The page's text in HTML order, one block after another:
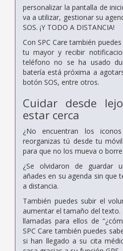
personalizar la pantalla de
va a utilizar, gestionar su
SOS. ¡Y TODO A DISTANCIA!
Con SPC Care también
tu mayor y recibir
teléfono no se ha usado
batería está próxima a
botón SOS, entre otros.
Cuidar desde
estar cerca
¿No encuentran los
reorganizas tú desde tu
para que no los mueva o
¿Se olvidaron de guardar
añades en su agenda sin que
a distancia.
También puedes subir el
aumentar el tamaño del
llamadas para ellos de
SPC Care también puedes
si han llegado a su cita